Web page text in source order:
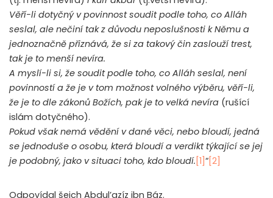
Věří-li dotyčný v povinnost soudit podle toho, co Alláh
seslal, ale nečiní tak z důvodu neposlušnosti k Němu a
jednoznačně přiznává, že si za takový čin zaslouží trest,
tak je to menší nevíra.
A myslí-li si, že soudit podle toho, co Alláh seslal, není
povinností a že je v tom možnost volného výběru, věří-li,
že je to dle zákonů Božích, pak je to velká nevíra (rušící
islám dotyčného).
Pokud však nemá vědění v dané věci, nebo bloudí, jedná
se jednoduše o osobu, která bloudí a verdikt týkající se jej
je podobný, jako v situaci toho, kdo bloudí. [1] “ [2]
Odpovídal šejch Abdul’azíz ibn Báz.